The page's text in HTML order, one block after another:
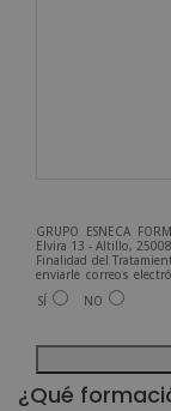
GRUPO ESNECA
Elvira 13 - Altillo,
Finalidad del
enviarle correos
ofrecidos y otros tipo
Legitimación del
Para más información
Desea recibir
SÍ NO
A
l
¿Qué